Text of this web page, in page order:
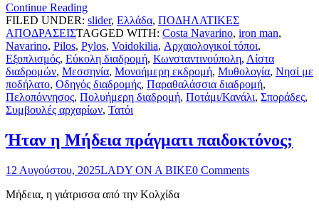
Continue Reading
FILED UNDER: slider, Ελλάδα, ΠΟΔΗΛΑΤΙΚΕΣ
ΑΠΟΔΡΑΣΕΙΣTAGGED WITH: Costa Navarino, iron man,
Navarino, Pilos, Pylos, Voidokilia, Αρχαιολογικοί τόποι,
Εξοπλισμός, Εύκολη διαδρομή, Κωνσταντινούπολη, Λίστα
διαδρομών, Μεσσηνία, Μονοήμερη εκδρομή, Μυθολογία, Νησί με
ποδήλατο, Οδηγός διαδρομής, Παραθαλάσσια διαδρομή,
Πελοπόννησος, Πολυήμερη διαδρομή, Ποτάμι/Κανάλι, Σποράδες,
Συμβουλές αρχαρίων, Τατόι
Ήταν η Μήδεια πράγματι παιδοκτόνος;
12 Αυγούστου, 2025LADY ON A BIKE0 Comments
Μήδεια, η γιάτρισσα από την Κολχίδα